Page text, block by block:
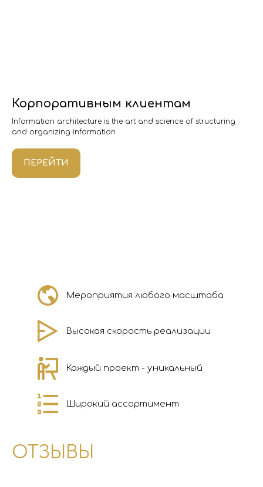
Корпоративным клиентам
Information architecture is the art and science of structuring
and organizing information
ПЕРЕЙТИ
Мероприятия любого масштаба
Каждый проект - уникальный
Высокая скорость реализации
Широкий ассортимент
ОТЗЫВЫ